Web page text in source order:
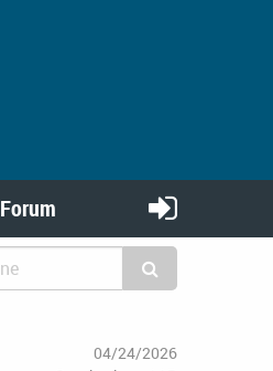
Forum
04/24/2026